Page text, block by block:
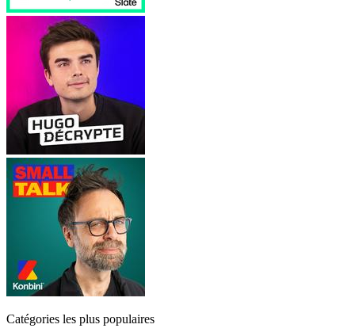
Catégories les plus populaires